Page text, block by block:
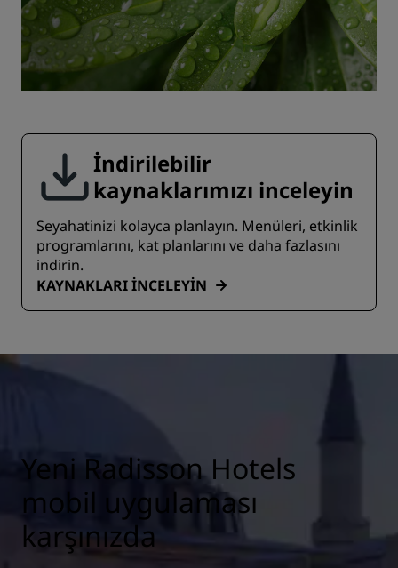
İndirilebilir
kaynaklarımızı inceleyin
Seyahatinizi kolayca planlayın. Menüleri, etkinlik
programlarını, kat planlarını ve daha fazlasını
indirin.
KAYNAKLARI INCELEYIN
Yeni Radisson Hotels
mobil uygulaması
karşınızda